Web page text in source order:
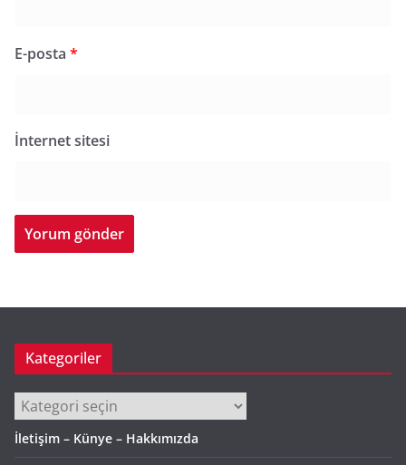
E-posta *
İnternet sitesi
Kategoriler
Kategoriler
İletişim – Künye – Hakkımızda